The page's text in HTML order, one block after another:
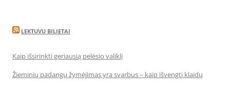
LEKTUVU BILIETAI
Kaip išsirinkti geriausią pelėsio valiklį
Žieminių padangų žymėjimas yra svarbus – kaip išvengti klaidų